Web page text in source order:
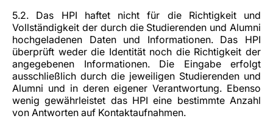
5.2. Das HPI haftet nicht für die Richtigkeit und
Vollständigkeit der durch die Studierenden und Alumni
hochgeladenen Daten und Informationen. Das HPI
überprüft weder die Identität noch die Richtigkeit der
angegebenen Informationen. Die Eingabe erfolgt
ausschließlich durch die jeweiligen Studierenden und
Alumni und in deren eigener Verantwortung. Ebenso
wenig gewährleistet das HPI eine bestimmte Anzahl
von Antworten auf Kontaktaufnahmen.